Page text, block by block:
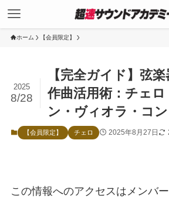
ホーム 【会員限定】
【完全ガイド】弦
作曲活用術：チェロ
ン・ヴィオラ・コ
2025
8/28
【会員限定】 チェロ 2025年8月27日
この情報へのアクセスはメンバ